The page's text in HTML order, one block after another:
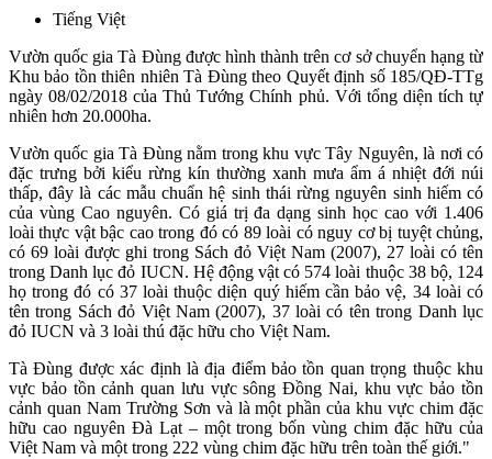
Tiếng Việt
Vườn quốc gia Tà Đùng được hình thành trên cơ sở chuyển hạng từ
Khu bảo tồn thiên nhiên Tà Đùng theo Quyết định số 185/QĐ-TTg
ngày 08/02/2018 của Thủ Tướng Chính phủ. Với tổng diện tích tự
nhiên hơn 20.000ha.
Vườn quốc gia Tà Đùng nằm trong khu vực Tây Nguyên, là nơi có
đặc trưng bởi kiểu rừng kín thường xanh mưa ẩm á nhiệt đới núi
thấp, đây là các mẫu chuẩn hệ sinh thái rừng nguyên sinh hiếm có
của vùng Cao nguyên. Có giá trị đa dạng sinh học cao với 1.406
loài thực vật bậc cao trong đó có 89 loài có nguy cơ bị tuyệt chủng,
có 69 loài được ghi trong Sách đỏ Việt Nam (2007), 27 loài có tên
trong Danh lục đỏ IUCN. Hệ động vật có 574 loài thuộc 38 bộ, 124
họ trong đó có 37 loài thuộc diện quý hiếm cần bảo vệ, 34 loài có
tên trong Sách đỏ Việt Nam (2007), 37 loài có tên trong Danh lục
đỏ IUCN và 3 loài thú đặc hữu cho Việt Nam.
Tà Đùng được xác định là địa điểm bảo tồn quan trọng thuộc khu
vực bảo tồn cảnh quan lưu vực sông Đồng Nai, khu vực bảo tồn
cảnh quan Nam Trường Sơn và là một phần của khu vực chim đặc
hữu cao nguyên Đà Lạt – một trong bốn vùng chim đặc hữu của
Việt Nam và một trong 222 vùng chim đặc hữu trên toàn thế giới."